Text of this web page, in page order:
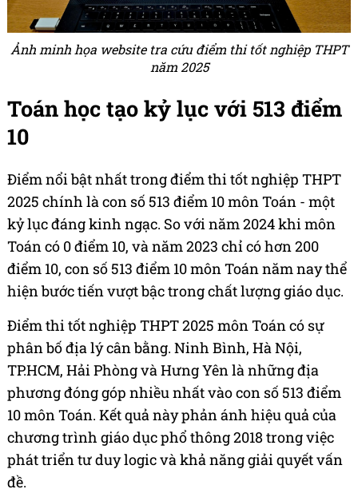
Ảnh minh họa website tra cứu điểm thi tốt nghiệp THPT
năm 2025
Toán học tạo kỷ lục với 513 điểm
10
Điểm nổi bật nhất trong điểm thi tốt nghiệp THPT
2025 chính là con số 513 điểm 10 môn Toán - một
kỷ lục đáng kinh ngạc. So với năm 2024 khi môn
Toán có 0 điểm 10, và năm 2023 chỉ có hơn 200
điểm 10, con số 513 điểm 10 môn Toán năm nay thể
hiện bước tiến vượt bậc trong chất lượng giáo dục.
Điểm thi tốt nghiệp THPT 2025 môn Toán có sự
phân bố địa lý cân bằng. Ninh Bình, Hà Nội,
TP.HCM, Hải Phòng và Hưng Yên là những địa
phương đóng góp nhiều nhất vào con số 513 điểm
10 môn Toán. Kết quả này phản ánh hiệu quả của
chương trình giáo dục phổ thông 2018 trong việc
phát triển tư duy logic và khả năng giải quyết vấn
đề.